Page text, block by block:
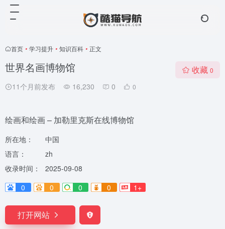
首页 • 学习提升 • 知识百科 • 正文
世界名画博物馆
11个月前发布 16,230 0 0
收藏 0
绘画和绘画 – 加勒里克斯在线博物馆
所在地：
中国
语言：
zh
收录时间：
2025-09-08
0
0 0 0 1+
打开网站